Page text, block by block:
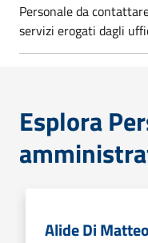
Personale da
servizi erogati dagli
Esplora
Alide Di Matteo